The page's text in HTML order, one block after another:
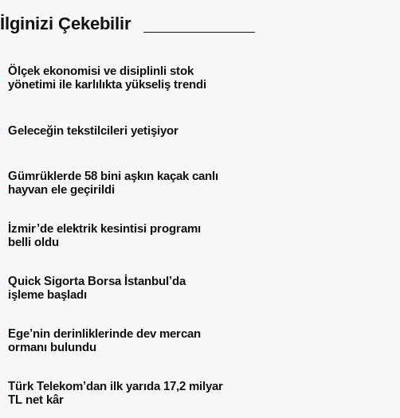
İlginizi Çekebilir
Ölçek ekonomisi ve disiplinli stok
yönetimi ile karlılıkta yükseliş trendi
Geleceğin tekstilcileri yetişiyor
Gümrüklerde 58 bini aşkın kaçak canlı
hayvan ele geçirildi
İzmir’de elektrik kesintisi programı
belli oldu
Quick Sigorta Borsa İstanbul’da
işleme başladı
Ege’nin derinliklerinde dev mercan
ormanı bulundu
Türk Telekom’dan ilk yarıda 17,2 milyar
TL net kâr